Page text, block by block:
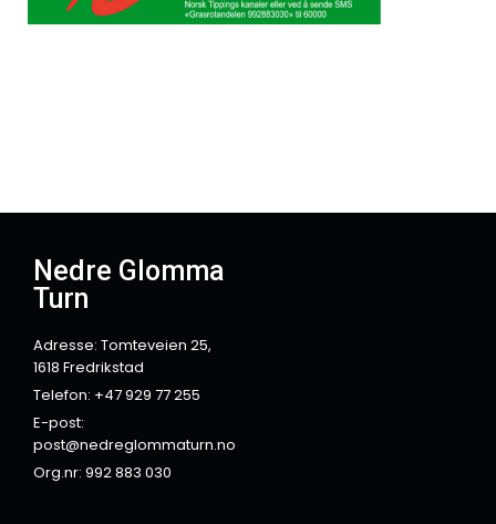
Nedre Glomma
Turn
Adresse: Tomteveien 25,
1618 Fredrikstad
Telefon: +47 929 77 255
E-post:
post@nedreglommaturn.no
Org.nr: 992 883 030